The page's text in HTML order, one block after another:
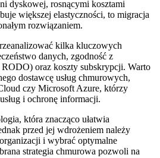
dyskowej, rosnącymi kosztami
większej elastyczności, to migracja
rozwiązaniem.
kilka kluczowych
danych, zgodność z
oraz koszty subskrypcji. Warto
dostawcę usług chmurowych,
czy Microsoft Azure, którzy
i ochronę informacji.
która znacząco ułatwia
przed jej wdrożeniem należy
i wybrać optymalne
strategia chmurowa pozwoli na